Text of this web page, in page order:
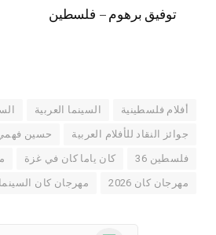
توفيق برهوم – فلسطين
أفلام فلسطينية السينما العربية
جوائز النقاد للأفلام العربية حسين
فلسطين 36 كان ياما كان في غزة
مهرجان كان 2026 مهرجان كان